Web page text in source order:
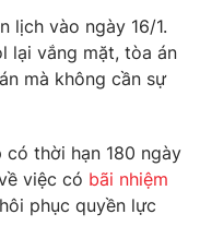
lịch vào ngày 16/1.
lại vắng mặt, tòa án
mà không cần sự
có thời hạn 180 ngày
việc có bãi nhiệm
phục quyền lực